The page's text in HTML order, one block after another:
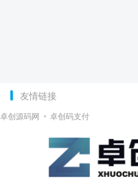
友情链接
卓创源码网 卓创码支付